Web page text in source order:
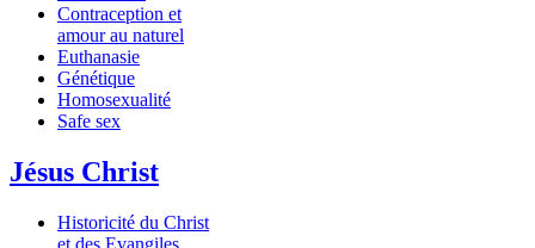
Contraception et
amour au naturel
Euthanasie
Génétique
Homosexualité
Safe sex
Jésus Christ
Historicité du Christ
et des Evangiles